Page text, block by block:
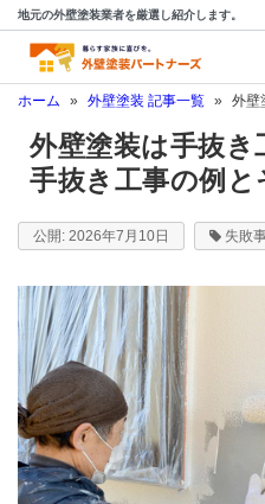
地元の外壁塗装業者を厳選し紹介します。
ホーム » 外壁塗装 記事一覧 » 外壁
外壁塗装は手抜き
手抜き工事の例と
2026年7月10日 失敗